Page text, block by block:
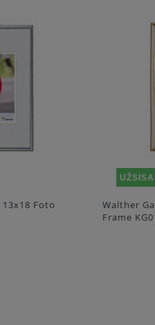
Foto
Walther
Frame